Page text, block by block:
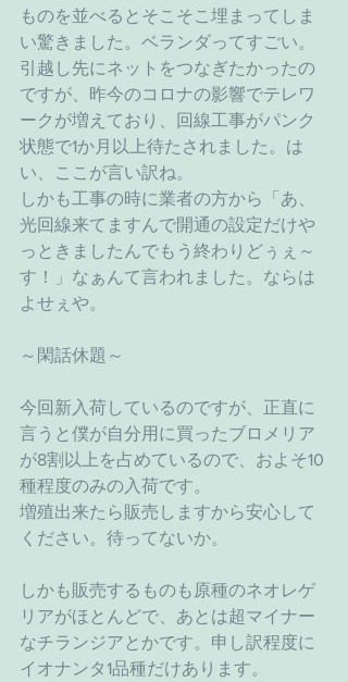
ものを並べるとそこそこ埋まってしま
い驚きました。ベランダってすごい。
引越し先にネットをつなぎたかったの
ですが、昨今のコロナの影響でテレワ
ークが増えており、回線工事がパンク
状態で1か月以上待たされました。は
い、ここが言い訳ね。
しかも工事の時に業者の方から「あ、
光回線来てますんで開通の設定だけや
っときましたんでもう終わりどぅぇ～
す！」なぁんて言われました。ならは
よせぇや。
～閑話休題～
今回新入荷しているのですが、正直に
言うと僕が自分用に買ったブロメリア
が8割以上を占めているので、およそ10
種程度のみの入荷です。
増殖出来たら販売しますから安心して
ください。待ってないか。
しかも販売するものも原種のネオレゲ
リアがほとんどで、あとは超マイナー
なチランジアとかです。申し訳程度に
イオナンタ1品種だけあります。